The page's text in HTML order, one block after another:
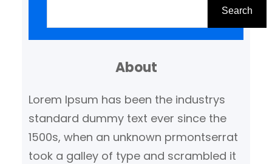
Search
About
Lorem Ipsum has been the industrys
standard dummy text ever since the
1500s, when an unknown prmontserrat
took a galley of type and scrambled it